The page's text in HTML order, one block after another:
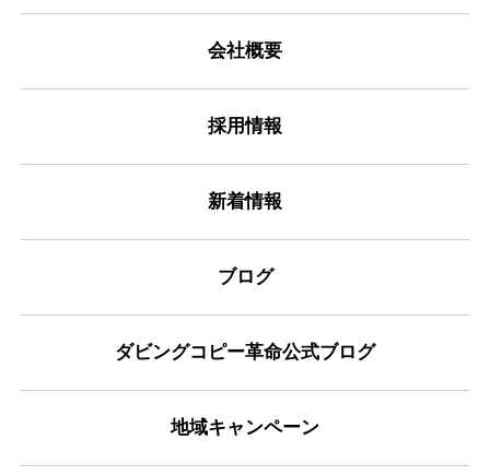
会社概要
採用情報
新着情報
ブログ
ダビングコピー革命公式ブログ
地域キャンペーン